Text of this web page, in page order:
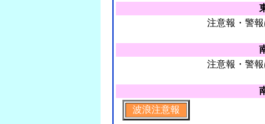
注意報・警
注意報・警
波浪注意報